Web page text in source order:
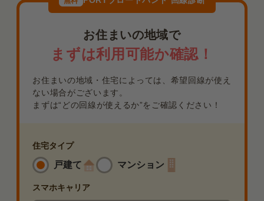
お住まいの地域で
まずは利用可能か確認！
お住まいの地域・住宅によっては、希望回線が使え
ない場合がございます。
まずは“どの回線が使えるか”をご確認ください！
住宅タイプ
戸建て マンション
スマホキャリア